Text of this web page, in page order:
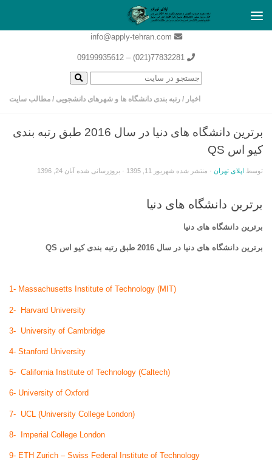
اخبار / رتبه بندی دانشگاه ها و شهرهای دانشجویی / مطالب سایت
برترین دانشگاه های دنیا در سال 2016 طبق رتبه بندی
کیو اس QS
توسط اپلای تهران · منتشر شده شهریور 11, 1395 · بروزرسانی شده آبان 24, 1396
برترین دانشگاه های دنیا
برترین دانشگاه های دنیا
برترین دانشگاه های دنیا در سال 2016 طبق رتبه بندی کیو اس QS
1- Massachusetts Institute of Technology (MIT)
2- Harvard University
3- University of Cambridge
4- Stanford University
5- California Institute of Technology (Caltech)
6- University of Oxford
7- UCL (University College London)
8- Imperial College London
9- ETH Zurich – Swiss Federal Institute of Technology